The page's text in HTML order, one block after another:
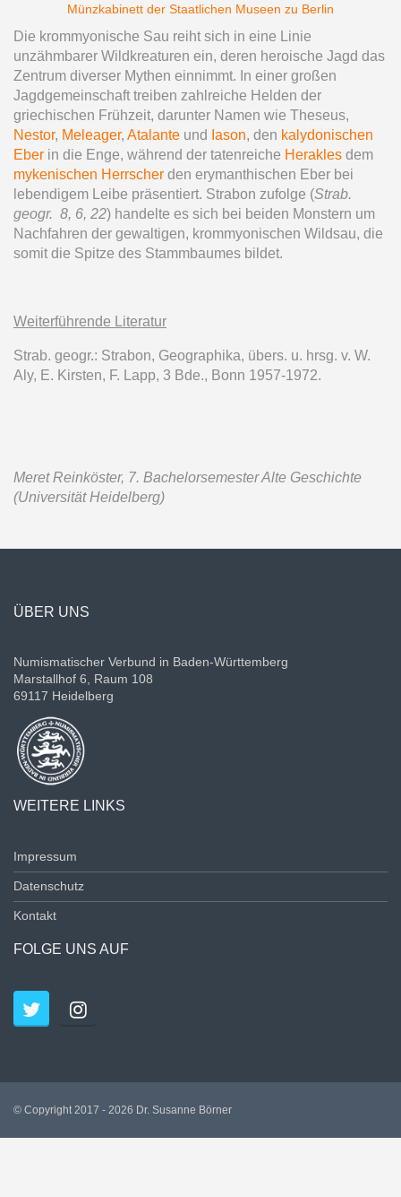
Münzkabinett der Staatlichen Museen zu Berlin
Die krommyonische Sau reiht sich in eine Linie
unzähmbarer Wildkreaturen ein, deren heroische Jagd das
Zentrum diverser Mythen einnimmt. In einer großen
Jagdgemeinschaft treiben zahlreiche Helden der
griechischen Frühzeit, darunter Namen wie Theseus,
Nestor, Meleager, Atalante und Iason, den kalydonischen
Eber in die Enge, während der tatenreiche Herakles dem
mykenischen Herrscher den erymanthischen Eber bei
lebendigem Leibe präsentiert. Strabon zufolge (Strab.
geogr. 8, 6, 22) handelte es sich bei beiden Monstern um
Nachfahren der gewaltigen, krommyonischen Wildsau, die
somit die Spitze des Stammbaumes bildet.
Weiterführende Literatur
Strab. geogr.: Strabon, Geographika, übers. u. hrsg. v. W.
Aly, E. Kirsten, F. Lapp, 3 Bde., Bonn 1957-1972.
Meret Reinköster, 7. Bachelorsemester Alte Geschichte
(Universität Heidelberg)
ÜBER UNS
Numismatischer Verbund in Baden-Württemberg
Marstallhof 6, Raum 108
69117 Heidelberg
WEITERE LINKS
Impressum
Datenschutz
Kontakt
FOLGE UNS AUF
© Copyright 2017 - 2026 Dr. Susanne Börner